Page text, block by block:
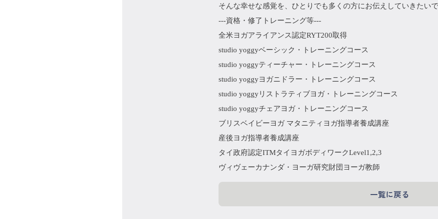
そんな幸せな感覚を、ひとりでも多くの方にお伝えしていきたい
---資格・修了トレーニング等---
全米ヨガアライアンス認定RYT200取得
studio yoggyベーシック・トレーニングコース
studio yoggyティーチャー・トレーニングコース
studio yoggyヨガニドラー・トレーニングコース
studio yoggyリストラティブヨガ・トレーニングコース
studio yoggyチェアヨガ・トレーニングコース
ブリスベイビーヨガ マタニティヨガ指導者養成講座
産後ヨガ指導者養成講座
タイ政府認定ITMタイヨガボディワークLevel1,2,3
ヴィヴェーカナンダ・ヨーガ研究財団ヨーガ教師
一覧に戻る